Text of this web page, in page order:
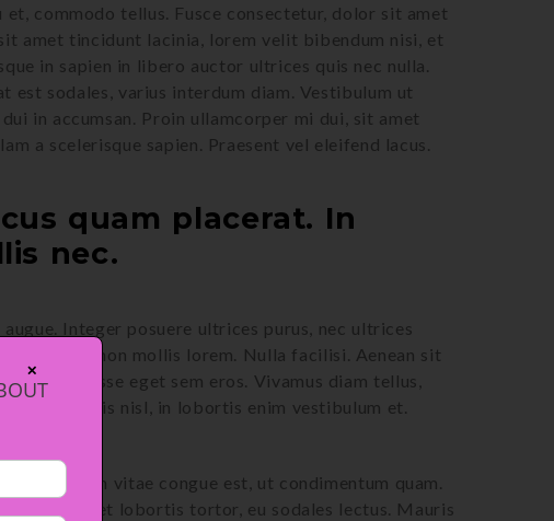
commodo tellus. Fusce consectetur, dolor sit amet
amet tincidunt lacinia, lorem velit bibendum nisi, et
in sapien in libero auctor ultrices quis nec nulla.
est sodales, varius interdum diam. Vestibulum ut
in accumsan. Proin ullamcorper mi dui, sit amet
a scelerisque sapien. Praesent vel eleifend lacus.
quam placerat. In
nec.
Integer posuere ultrices purus, nec ultrices
quam. In non mollis lorem. Nulla facilisi. Aenean sit
eget sem eros. Vivamus diam tellus,
mauris nisl, in lobortis enim vestibulum et.
Nullam vitae congue est, ut condimentum quam.
sit amet lobortis tortor, eu sodales lectus. Mauris
✕